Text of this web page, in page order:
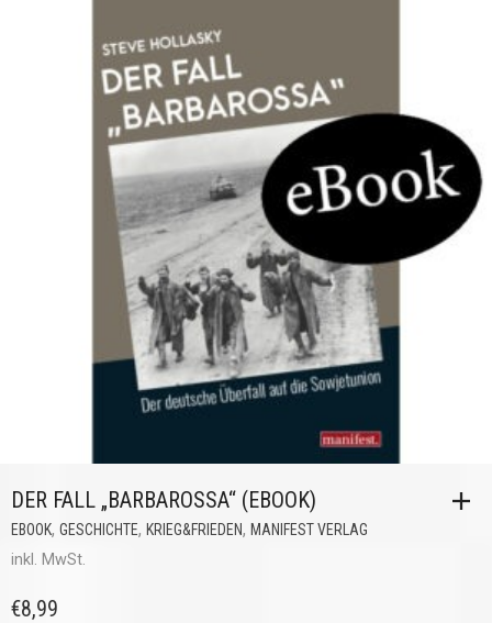
DER FALL „BARBAROSSA“ (EBOOK)
EBOOK, GESCHICHTE, KRIEG&FRIEDEN, MANIFEST VERLAG
inkl. MwSt.
€8,99